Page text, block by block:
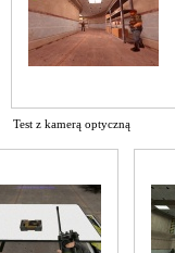
Test z kamerą optyczną